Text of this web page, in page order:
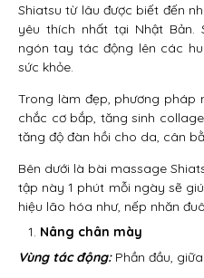
Shiatsu từ lâu được biết đến
yêu thích nhất tại Nhật Bản.
ngón tay tác động lên các
sức khỏe.
Trong làm đẹp, phương pháp
chắc cơ bắp, tăng sinh
tăng độ đàn hồi cho da, cân
Bên dưới là bài massage
tập này 1 phút mỗi ngày sẽ
hiệu lão hóa như, nếp nhăn
Nâng chân mày
Vùng tác động:Phần đầu,